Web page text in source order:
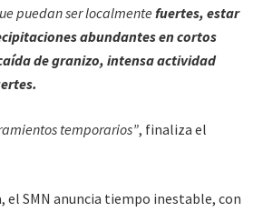
puedan ser localmente fuertes, estar
abundantes en cortos
de granizo, intensa actividad
temporarios”, finaliza el
el SMN anuncia tiempo inestable, con